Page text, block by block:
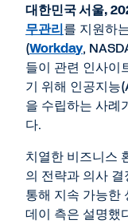
대한민국 서울,
무관리를 지원하
(Workday,
들이 관련 인사이
기 위해 인공지능
을 수립하는 사례
다.
치열한 비즈니스
의 전략과 의사
통해 지속 가능한
데이 측은 설명했